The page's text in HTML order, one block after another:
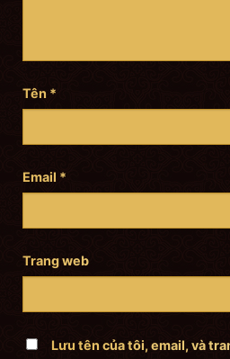
Tên *
Email *
Trang web
Lưu tên của tôi, email, và